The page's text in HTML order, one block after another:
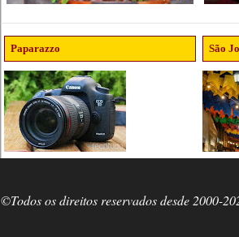
Paparazzo São
©Todos os direitos reservados desde 2000-